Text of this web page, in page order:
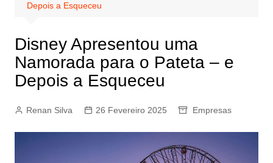
Depois a Esqueceu
Disney Apresentou uma
Namorada para o Pateta – e
Depois a Esqueceu
Renan Silva 26 Fevereiro 2025 Empresas